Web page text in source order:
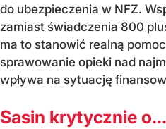
do ubezpieczenia w NFZ.
zamiast świadczenia 800
ma to stanowić realną
sprawowanie opieki nad
wpływa na sytuację
Sasin krytycznie o...